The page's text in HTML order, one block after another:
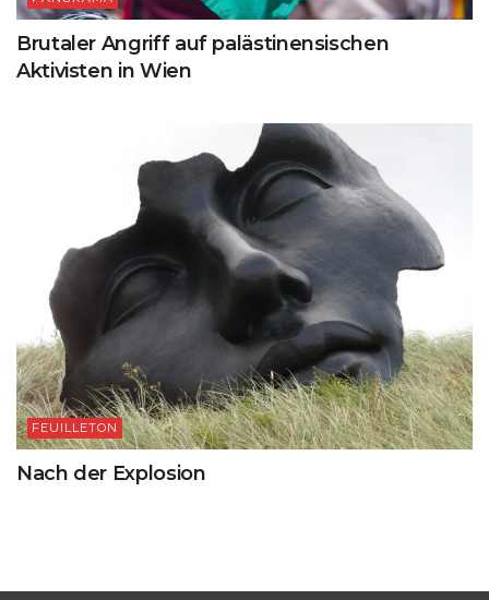
Brutaler Angriff auf palästinensischen
Aktivisten in Wien
FEUILLETON
Nach der Explosion